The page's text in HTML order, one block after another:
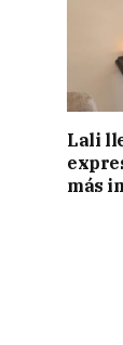
Lali
más